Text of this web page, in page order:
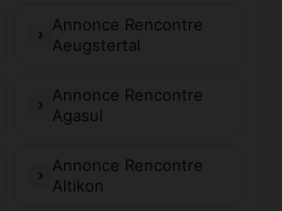
Annonce Rencontre
Aeugstertal
Annonce Rencontre
Agasul
Annonce Rencontre
Altikon